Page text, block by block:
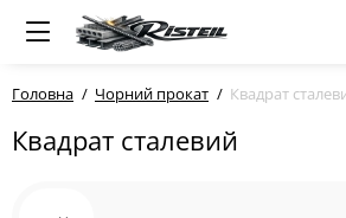
Головна Чорний прокат Квадрат
Квадрат сталевий